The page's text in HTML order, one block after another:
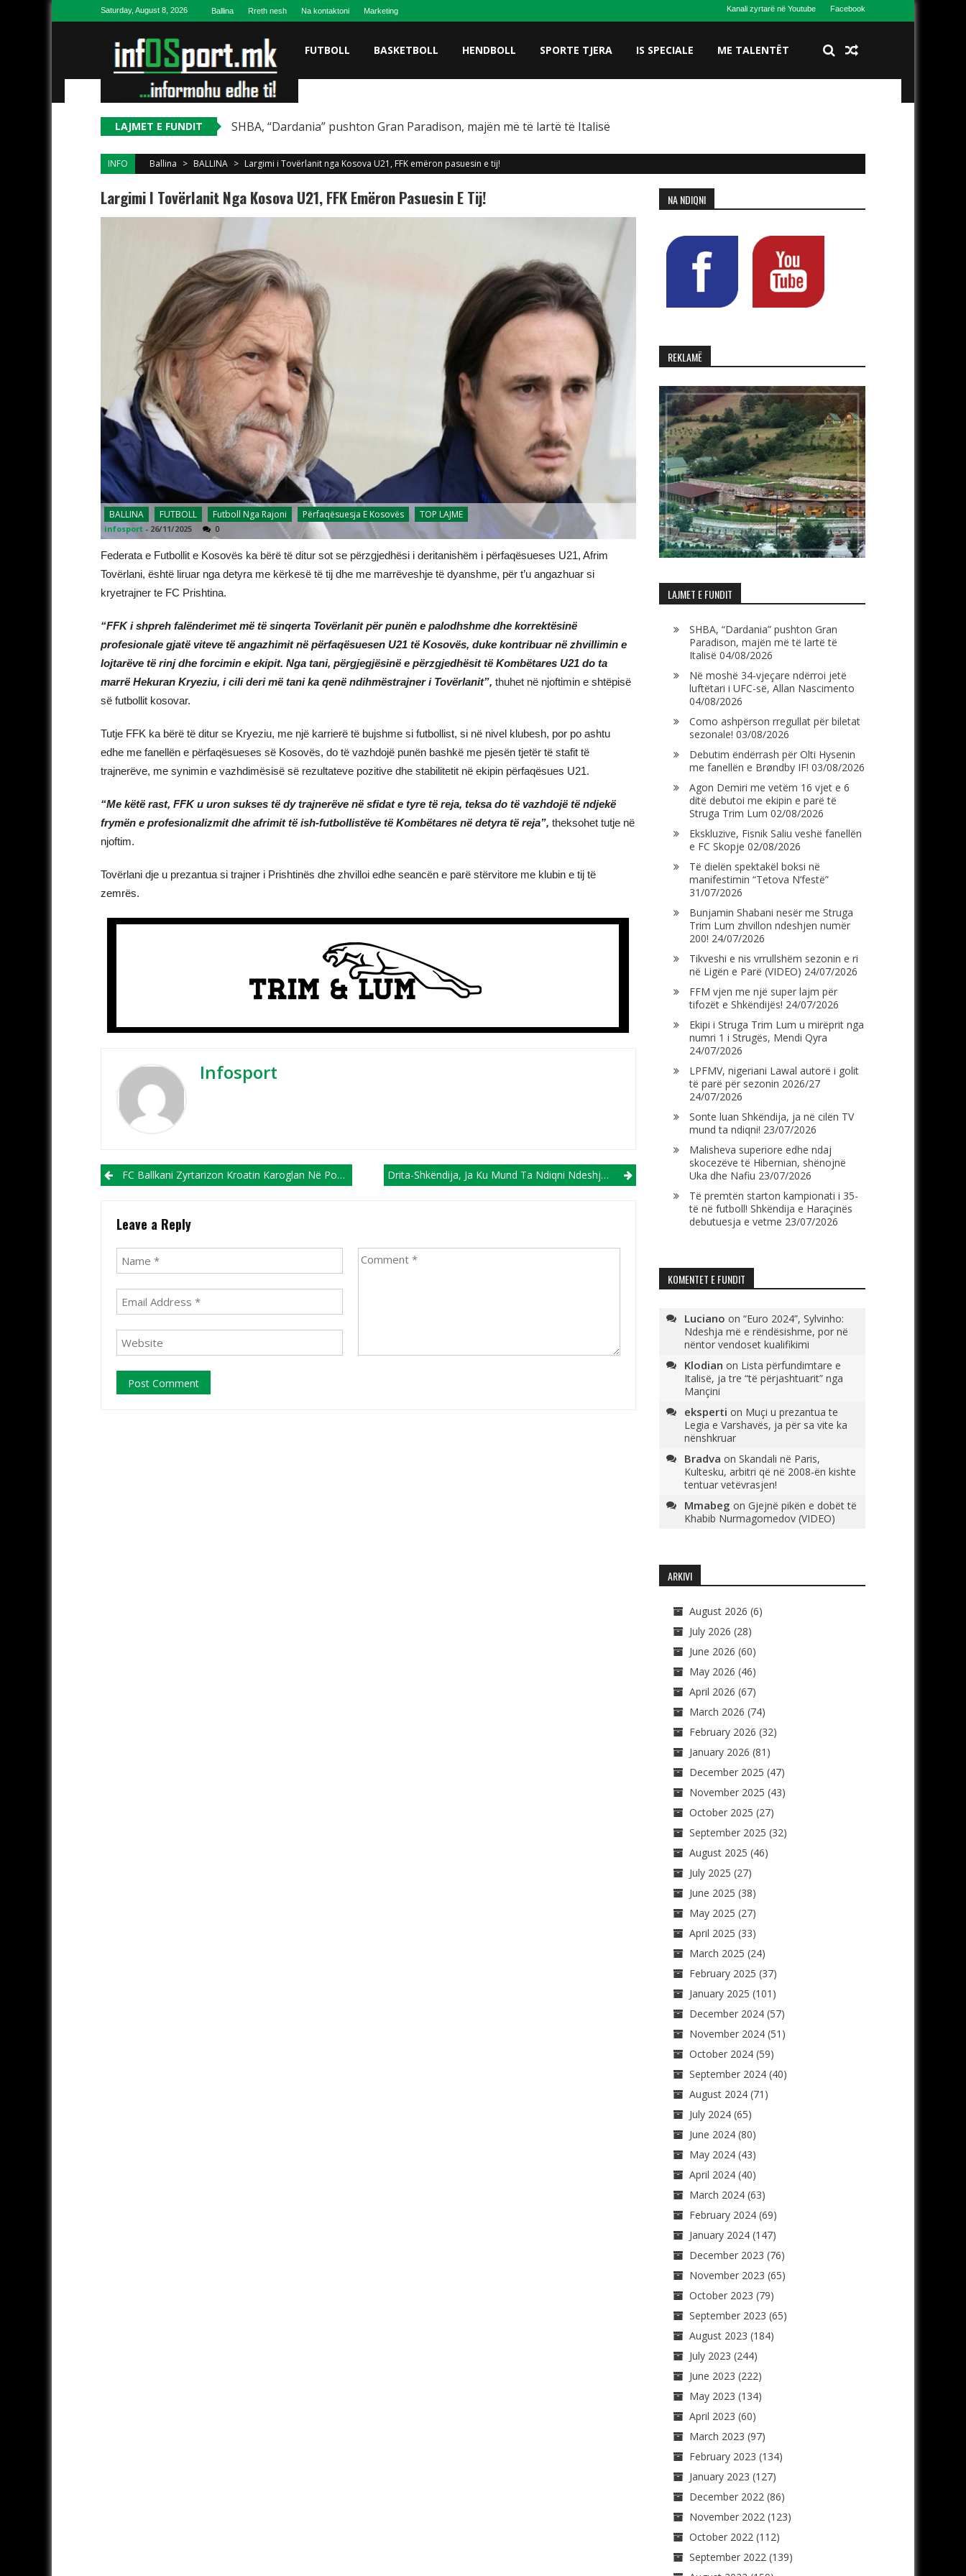
Skip to contentSaturday, August 8, 2026 Ballina Rreth nesh Na kontaktoni Marketing Kanali zyrtarë në Youtube Facebook
FUTBOLL BASKETBOLL HENDBOLL SPORTE TJERA IS SPECIALE ME TALENTËT
LAJMET E FUNDIT SHBA, “Dardania” pushton Gran Paradison, majën më të lartë të Italisë
INFO Ballina > BALLINA > Largimi i Tovërlanit nga Kosova U21, FFK emëron pasuesin e tij!
Largimi I Tovërlanit Nga Kosova U21, FFK Emëron Pasuesin E Tij!
BALLINA FUTBOLL Futboll Nga Rajoni Përfaqësuesja E Kosovës TOP LAJME
infosport - 26/11/2025 0
Federata e Futbollit e Kosovës ka bërë të ditur sot se përzgjedhësi i deritanishëm i përfaqësueses U21, Afrim
Tovërlani, është liruar nga detyra me kërkesë të tij dhe me marrëveshje të dyanshme, për t’u angazhuar si
kryetrajner te FC Prishtina.
“FFK i shpreh falënderimet më të sinqerta Tovërlanit për punën e palodhshme dhe korrektësinë
profesionale gjatë viteve të angazhimit në përfaqësuesen U21 të Kosovës, duke kontribuar në zhvillimin e
lojtarëve të rinj dhe forcimin e ekipit. Nga tani, përgjegjësinë e përzgjedhësit të Kombëtares U21 do ta
marrë Hekuran Kryeziu, i cili deri më tani ka qenë ndihmëstrajner i Tovërlanit”, thuhet në njoftimin e shtëpisë
së futbollit kosovar.
Tutje FFK ka bërë të ditur se Kryeziu, me një karrierë të bujshme si futbollist, si në nivel klubesh, por po ashtu
edhe me fanellën e përfaqësueses së Kosovës, do të vazhdojë punën bashkë me pjesën tjetër të stafit të
trajnerëve, me synimin e vazhdimësisë së rezultateve pozitive dhe stabilitetit në ekipin përfaqësues U21.
“Me këtë rast, FFK u uron sukses të dy trajnerëve në sfidat e tyre të reja, teksa do të vazhdojë të ndjekë
frymën e profesionalizmit dhe afrimit të ish-futbollistëve të Kombëtares në detyra të reja”, theksohet tutje në
njoftim.
Tovërlani dje u prezantua si trajner i Prishtinës dhe zhvilloi edhe seancën e parë stërvitore me klubin e tij të
zemrës.
Infosport
Post navigation
FC Ballkani Zyrtarizon Kroatin Karoglan Në Postin E Kryetrajnerit! Drita-Shkëndija, Ja Ku Mund Ta Ndiqni Ndeshjen Historike Mes Skuadrave Shqiptare
Leave a Reply
NA NDIQNI
REKLAMË
LAJMET E FUNDIT
SHBA, “Dardania” pushton Gran
Paradison, majën më të lartë të
Italisë 04/08/2026
Në moshë 34-vjeçare ndërroi jetë
luftëtari i UFC-së, Allan Nascimento
04/08/2026
Como ashpërson rregullat për biletat
sezonale! 03/08/2026
Debutim ëndërrash për Olti Hysenin
me fanellën e Brøndby IF! 03/08/2026
Agon Demiri me vetëm 16 vjet e 6
ditë debutoi me ekipin e parë të
Struga Trim Lum 02/08/2026
Ekskluzive, Fisnik Saliu veshë fanellën
e FC Skopje 02/08/2026
Të dielën spektakël boksi në
manifestimin “Tetova N’festë”
31/07/2026
Bunjamin Shabani nesër me Struga
Trim Lum zhvillon ndeshjen numër
200! 24/07/2026
Tikveshi e nis vrrullshëm sezonin e ri
në Ligën e Parë (VIDEO) 24/07/2026
FFM vjen me një super lajm për
tifozët e Shkëndijës! 24/07/2026
Ekipi i Struga Trim Lum u mirëprit nga
numri 1 i Strugës, Mendi Qyra
24/07/2026
LPFMV, nigeriani Lawal autorë i golit
të parë për sezonin 2026/27
24/07/2026
Sonte luan Shkëndija, ja në cilën TV
mund ta ndiqni! 23/07/2026
Malisheva superiore edhe ndaj
skocezëve të Hibernian, shënojnë
Uka dhe Nafiu 23/07/2026
Të premtën starton kampionati i 35-
të në futboll! Shkëndija e Haraçinës
debutuesja e vetme 23/07/2026
KOMENTET E FUNDIT
Luciano on “Euro 2024”, Sylvinho:
Ndeshja më e rëndësishme, por në
nëntor vendoset kualifikimi
Klodian on Lista përfundimtare e
Italisë, ja tre “të përjashtuarit” nga
Mançini
eksperti on Muçi u prezantua te
Legia e Varshavës, ja për sa vite ka
nënshkruar
Bradva on Skandali në Paris,
Kultesku, arbitri që në 2008-ën kishte
tentuar vetëvrasjen!
Mmabeg on Gjejnë pikën e dobët të
Khabib Nurmagomedov (VIDEO)
ARKIVI
August 2026 (6)
July 2026 (28)
June 2026 (60)
May 2026 (46)
April 2026 (67)
March 2026 (74)
February 2026 (32)
January 2026 (81)
December 2025 (47)
November 2025 (43)
October 2025 (27)
September 2025 (32)
August 2025 (46)
July 2025 (27)
June 2025 (38)
May 2025 (27)
April 2025 (33)
March 2025 (24)
February 2025 (37)
January 2025 (101)
December 2024(57)
November 2024(51)
October 2024(59)
September 2024(40)
August 2024(71)
July 2024(65)
June 2024(80)
May 2024(43)
April 2024(40)
March 2024(63)
February 2024(69)
January 2024(147)
December 2023 (76)
November 2023 (65)
October 2023 (79)
September 2023 (65)
August 2023 (184)
July 2023 (244)
June 2023 (222)
May 2023 (134)
April 2023 (60)
March 2023 (97)
February 2023 (134)
January 2023 (127)
December 2022(86)
November 2022(123)
October 2022(112)
September 2022(139)